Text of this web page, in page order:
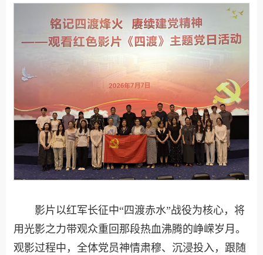
影片以红军长征中“四渡赤水”战役为核心，将
用光影之力带观众重回那段热血沸腾的峥嵘岁月。
观影过程中，全体党员神情肃穆、沉浸投入，跟随